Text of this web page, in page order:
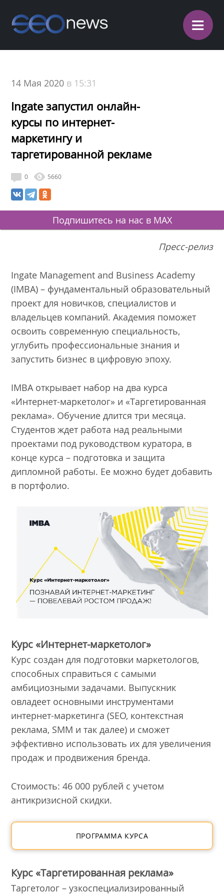
≡
14 Мая 2020 в 15:31
Ingate запустил онлайн-
курсы по интернет-
маркетингу и
таргетированной рекламе
0 5660
Подпишитесь на нас в MAX
Пресс-релиз
Ingate Management and Business Academy
(IMBA) – фундаментальный образовательный
проект для новичков, специалистов и
владельцев компаний. Академия поможет
освоить современную специальность,
углубить профессиональные знания и
запустить бизнес в цифровую эпоху.
IMBA открывает набор на два курса
«Интернет-маркетолог» и «Таргетированная
реклама». Обучение длится три месяца.
Студентов ждет работа над реальными
проектами под руководством куратора, в
конце курса – подготовка и защита
дипломной работы. Ее можно будет добавить
в портфолио.
Курс «Интернет-маркетолог»
Курс создан для подготовки маркетологов,
способных справиться с самыми
амбициозными задачами. Выпускник
овладеет основными инструментами
интернет-маркетинга (SEO, контекстная
реклама, SMM и так далее) и сможет
эффективно использовать их для увеличения
продаж и продвижения бренда.
Стоимость: 46 000 рублей с учетом
антикризисной скидки.
ПРОГРАММА КУРСА
Курс «Таргетированная реклама»
Таргетолог – узкоспециализированный